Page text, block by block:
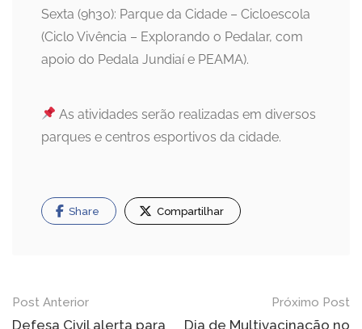
Sexta (9h30): Parque da Cidade – Cicloescola
(Ciclo Vivência – Explorando o Pedalar, com
apoio do Pedala Jundiaí e PEAMA).
As atividades serão realizadas em diversos
parques e centros esportivos da cidade.
Share Compartilhar
Navegação
Post Anterior
Defesa Civil alerta para
Próximo Post
Dia de Multivacinação no